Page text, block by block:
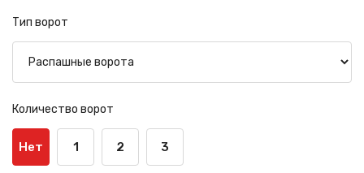
Тип ворот
Количество ворот
Нет 1 2 3